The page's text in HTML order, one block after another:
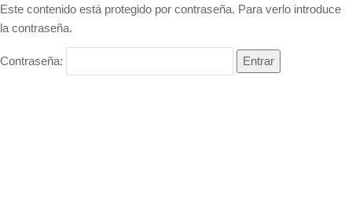
Este contenido está protegido por contraseña. Para verlo introduce
la contraseña.
Contraseña: